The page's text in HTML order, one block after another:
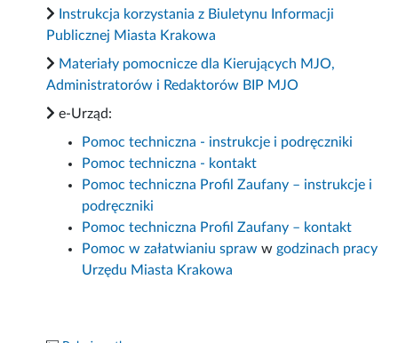
Instrukcja korzystania z Biuletynu Informacji
Publicznej Miasta Krakowa
Materiały pomocnicze dla Kierujących MJO,
Administratorów i Redaktorów BIP MJO
e-Urząd:
Pomoc techniczna - instrukcje i podręczniki
Pomoc techniczna - kontakt
Pomoc techniczna Profil Zaufany – instrukcje i
podręczniki
Pomoc techniczna Profil Zaufany – kontakt
Pomoc w załatwianiu spraw w godzinach pracy
Urzędu Miasta Krakowa